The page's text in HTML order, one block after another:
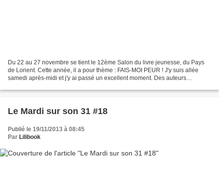
Du 22 au 27 novembre se tient le 12ème Salon du livre jeunesse, du Pays
de Lorient. Cette année, il a pour thème : FAIS-MOI PEUR ! J'y suis allée
samedi après-midi et j'y ai passé un excellent moment. Des auteurs
Le Mardi sur son 31 #18
Publié le 19/11/2013 à 08:45
Par Lilibook